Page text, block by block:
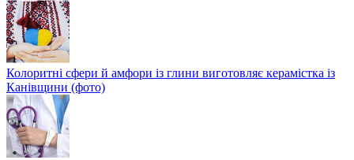
Колоритні сфери й амфори із глини виготовляє керамістка із
Канівщини (фото)